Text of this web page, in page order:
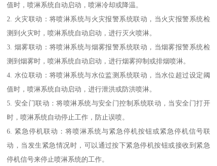
值时，喷淋系统自动启动，喷淋冷却或降温。
2. 火灾联动：将喷淋系统与火灾报警系统联动，当火灾报警系统检
测到火灾时，喷淋系统自动启动，进行灭火喷淋。
3. 烟雾联动：将喷淋系统与烟雾报警系统联动，当烟雾报警系统检
测到烟雾时，喷淋系统自动启动，进行烟雾抑制或排烟喷淋。
4. 水位联动：将喷淋系统与水位监测系统联动，当水位超过设定阈
值时，喷淋系统自动启动，进行泄洪或防洪喷淋。
5. 安全门联动：将喷淋系统与安全门控制系统联动，当安全门打开
时，喷淋系统自动停止工作，防止误喷。
6. 紧急停机联动：将喷淋系统与紧急停机按钮或紧急停机信号联
动，当发生紧急情况时，可以通过按下紧急停机按钮或接收到紧急
停机信号来停止喷淋系统的工作。